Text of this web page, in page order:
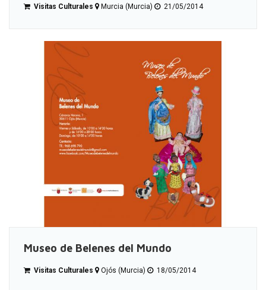
Visitas Culturales Murcia (Murcia) 21/05/2014
Museo de Belenes del Mundo
Visitas Culturales Ojós (Murcia) 18/05/2014